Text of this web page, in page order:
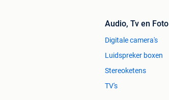
Audio, Tv en Foto
Digitale camera's
Luidspreker boxen
Stereoketens
TV's